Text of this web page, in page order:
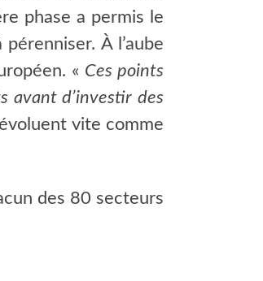
phase a permis le
À l’aube
« Ces points
avant d’investir des
vite comme
des 80 secteurs